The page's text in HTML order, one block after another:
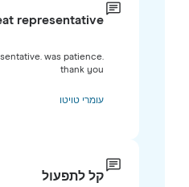
great representative.
representative. was patience.
thank you
עומרי טויטו
קל לתפעול